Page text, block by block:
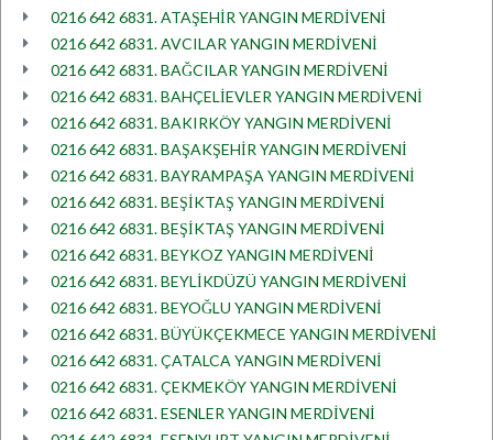
0216 642 6831. ATAŞEHİR YANGIN MERDİVENİ
0216 642 6831. AVCILAR YANGIN MERDİVENİ
0216 642 6831. BAĞCILAR YANGIN MERDİVENİ
0216 642 6831. BAHÇELİEVLER YANGIN MERDİVENİ
0216 642 6831. BAKIRKÖY YANGIN MERDİVENİ
0216 642 6831. BAŞAKŞEHİR YANGIN MERDİVENİ
0216 642 6831. BAYRAMPAŞA YANGIN MERDİVENİ
0216 642 6831. BEŞİKTAŞ YANGIN MERDİVENİ
0216 642 6831. BEŞİKTAŞ YANGIN MERDİVENİ
0216 642 6831. BEYKOZ YANGIN MERDİVENİ
0216 642 6831. BEYLİKDÜZÜ YANGIN MERDİVENİ
0216 642 6831. BEYOĞLU YANGIN MERDİVENİ
0216 642 6831. BÜYÜKÇEKMECE YANGIN MERDİVENİ
0216 642 6831. ÇATALCA YANGIN MERDİVENİ
0216 642 6831. ÇEKMEKÖY YANGIN MERDİVENİ
0216 642 6831. ESENLER YANGIN MERDİVENİ